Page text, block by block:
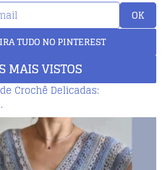
OK
TUDO NO PINTEREST
MAIS VISTOS
Crochê Delicadas: